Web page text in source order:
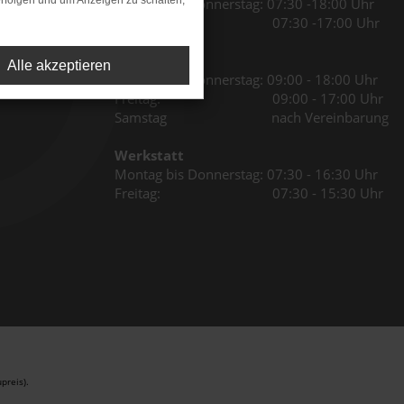
Montag bis Donnerstag: 07:30 -18:00 Uhr
Freitag: 07:30 -17:00 Uhr
Montag bis Donnerstag: 09:00 - 18:00 Uhr
Freitag: 09:00 - 17:00 Uhr
Samstag nach Vereinbarung
Werkstatt
Montag bis Donnerstag: 07:30 - 16:30 Uhr
Freitag: 07:30 - 15:30 Uhr
Alle akzeptieren